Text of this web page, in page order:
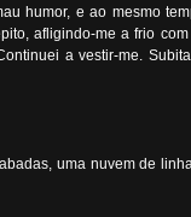
humor, e ao mesmo
afligindo-me a frio
a vestir-me.
uma nuvem de